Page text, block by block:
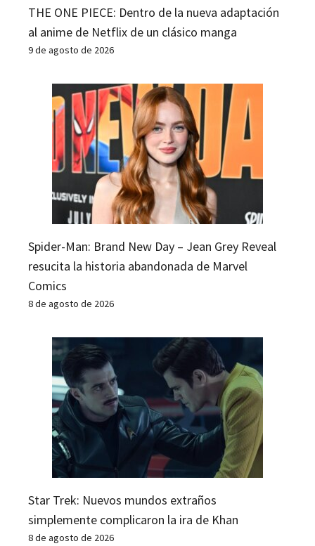
THE ONE PIECE: Dentro de la nueva adaptación
al anime de Netflix de un clásico manga
9 de agosto de 2026
Spider-Man: Brand New Day – Jean Grey Reveal
resucita la historia abandonada de Marvel
Comics
8 de agosto de 2026
Star Trek: Nuevos mundos extraños
simplemente complicaron la ira de Khan
8 de agosto de 2026